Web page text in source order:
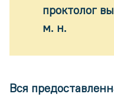
проктолог
м. н.
Вся